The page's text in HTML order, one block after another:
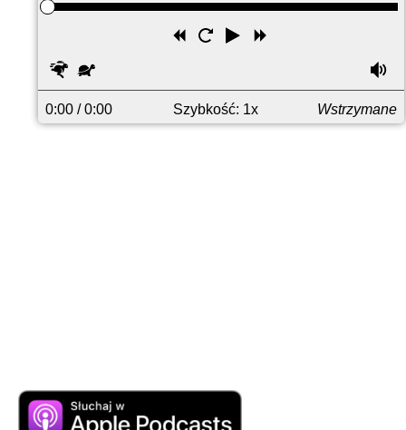
Odtwórz
Uruchom
Przewiń
przodu
Szybciej
0:00 / 0:00 Szybkość: 1x Wstrzymane